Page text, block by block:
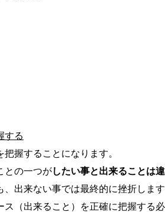
する
握することになります。
との一つがしたい事と出来ることは
出来ない事では最終的に挫折します
（出来ること）を正確に把握する必